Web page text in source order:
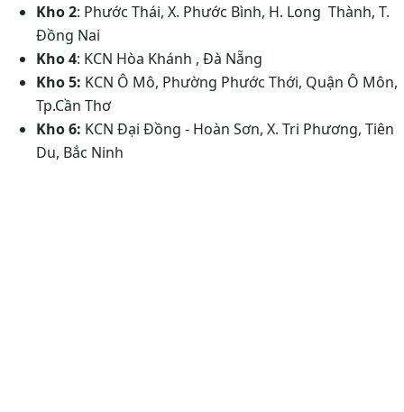
Kho 2: Phước Thái, X. Phước Bình, H. Long Thành, T.
Đồng Nai
Kho 4: KCN Hòa Khánh , Đà Nẵng
Kho 5: KCN Ô Mô, Phường Phước Thới, Quận Ô Môn,
Tp.Cần Thơ
Kho 6: KCN Đại Đồng - Hoàn Sơn, X. Tri Phương, Tiên
Du, Bắc Ninh